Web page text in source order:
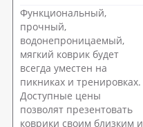
Функциональный,
прочный,
водонепроницаемый,
мягкий коврик будет
всегда уместен на
пикниках и тренировках.
Доступные цены
позволят презентовать
коврики своим близким и